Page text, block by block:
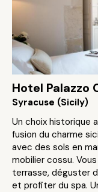
Hotel Palazzo
Syracuse (Sicily)
Un choix historique
fusion du charme
avec des sols en
mobilier cossu.
terrasse, déguster
et profiter du spa.